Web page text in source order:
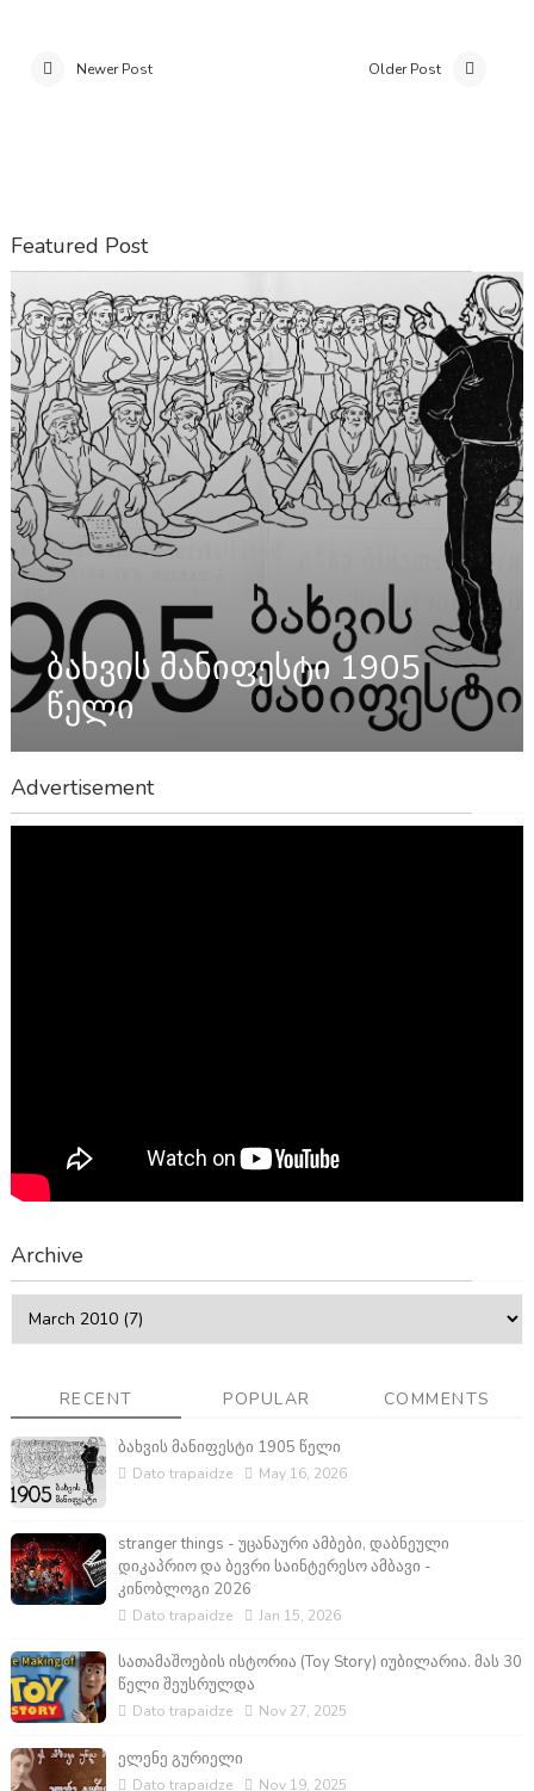
Newer Post Older Post
Featured Post
ბახვის მანიფესტი 1905
წელი
Advertisement
Archive
RECENT POPULAR COMMENTS
ბახვის მანიფესტი 1905 წელი
Dato trapaidze May 16, 2026
stranger things - უცანაური ამბები, დაბნეული
დიკაპრიო და ბევრი საინტერესო ამბავი -
კინობლოგი 2026
Dato trapaidze Jan 15, 2026
სათამაშოების ისტორია (Toy Story) იუბილარია. მას 30
წელი შეუსრულდა
Dato trapaidze Nov 27, 2025
ელენე გურიელი
Dato trapaidze Nov 19, 2025